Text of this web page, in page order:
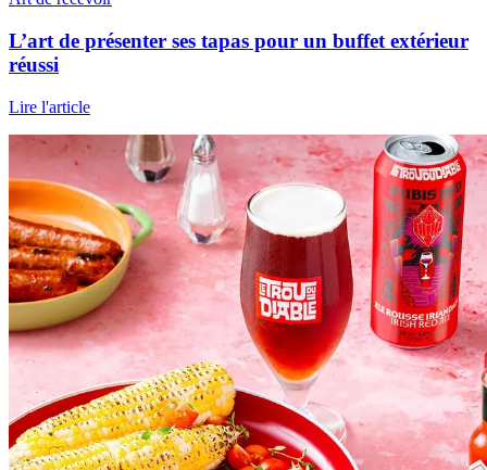
L’art de présenter ses tapas pour un buffet extérieur
réussi
Lire l'article